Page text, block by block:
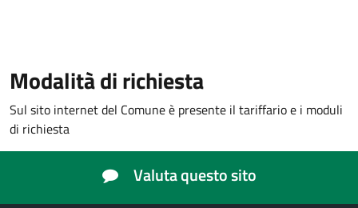
Modalità di richiesta
Sul sito internet del Comune è presente il tariffario e i moduli
di richiesta
Valuta questo sito